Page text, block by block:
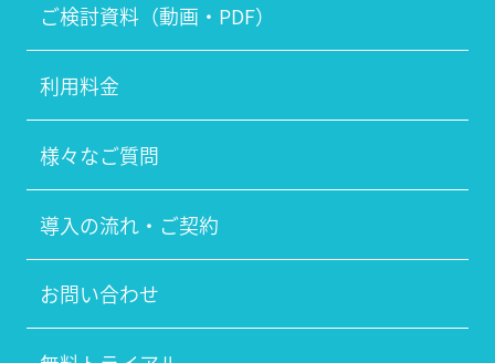
ご検討資料（動画・PDF）
利用料金
様々なご質問
導入の流れ・ご契約
お問い合わせ